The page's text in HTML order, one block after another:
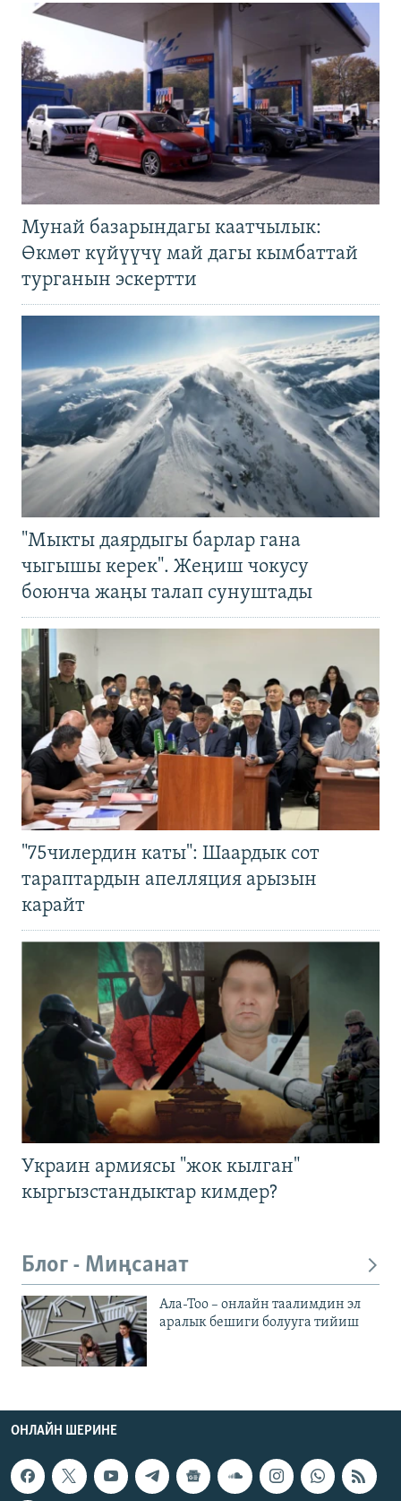
Мунай базарындагы каатчылык:
Өкмөт күйүүчү май дагы кымбаттай
турганын эскертти
"Мыкты даярдыгы барлар гана
чыгышы керек". Жеңиш чокусу
боюнча жаңы талап сунуштады
"75чилердин каты": Шаардык сот
тараптардын апелляция арызын
карайт
Украин армиясы "жок кылган"
кыргызстандыктар кимдер?
Блог - Миңсанат
Ала-Тоо – онлайн таалимдин эл
аралык бешиги болууга тийиш
ОНЛАЙН ШЕРИНЕ